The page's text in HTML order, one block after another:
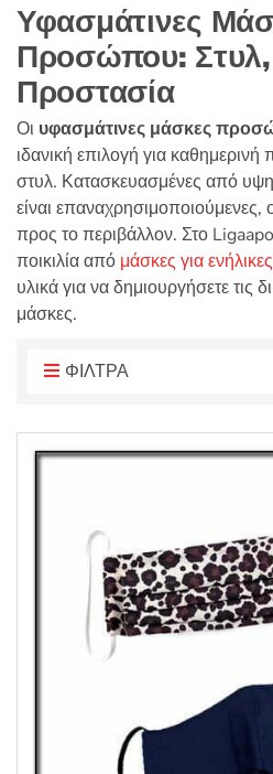
o
d
u
c
t
s
:
Υφασμάτινες
Προσώπου:
Προστασία
Οι υφασμάτινες μάσκες
ιδανική επιλογή για
στυλ. Κατασκευασμένες από
είναι επαναχρησιμοποιούμενες,
προς το περιβάλλον. Στο
ποικιλία από μάσκες για ενήλικες
υλικά για να δημιουργήσετε τις
μάσκες.
ΦΙΛΤΡΑ